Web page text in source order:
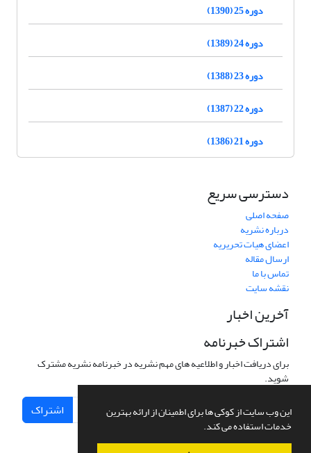
این وب سایت از کوکی ها برای اطمینان از ارائه بهترین
خدمات استفاده می کند.
دوره 25 (1390)
دوره 24 (1389)
دوره 23 (1388)
دوره 22 (1387)
دوره 21 (1386)
دسترسی سریع
صفحه اصلی
درباره نشریه
اعضای هیات تحریریه
ارسال مقاله
تماس با ما
نقشه سایت
آخرین اخبار
اشتراک خبرنامه
برای دریافت اخبار و اطلاعیه های مهم نشریه در خبرنامه نشریه مشترک
شوید.
اشتراک